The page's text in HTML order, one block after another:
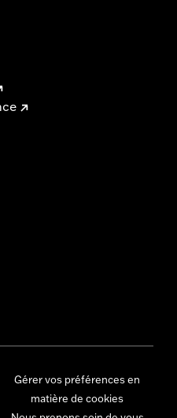
Gérer vos préférences en
matière de cookies